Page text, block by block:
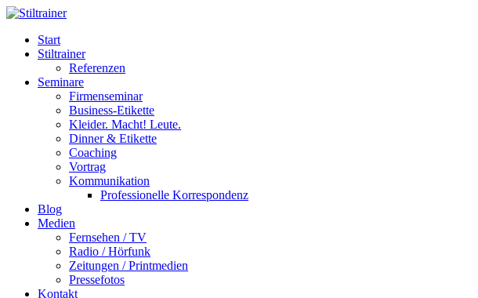
Start
Stiltrainer
Referenzen
Seminare
Firmenseminar
Business-Etikette
Kleider. Macht! Leute.
Dinner & Etikette
Coaching
Vortrag
Kommunikation
Professionelle Korrespondenz
Blog
Medien
Fernsehen / TV
Radio / Hörfunk
Zeitungen / Printmedien
Pressefotos
Kontakt